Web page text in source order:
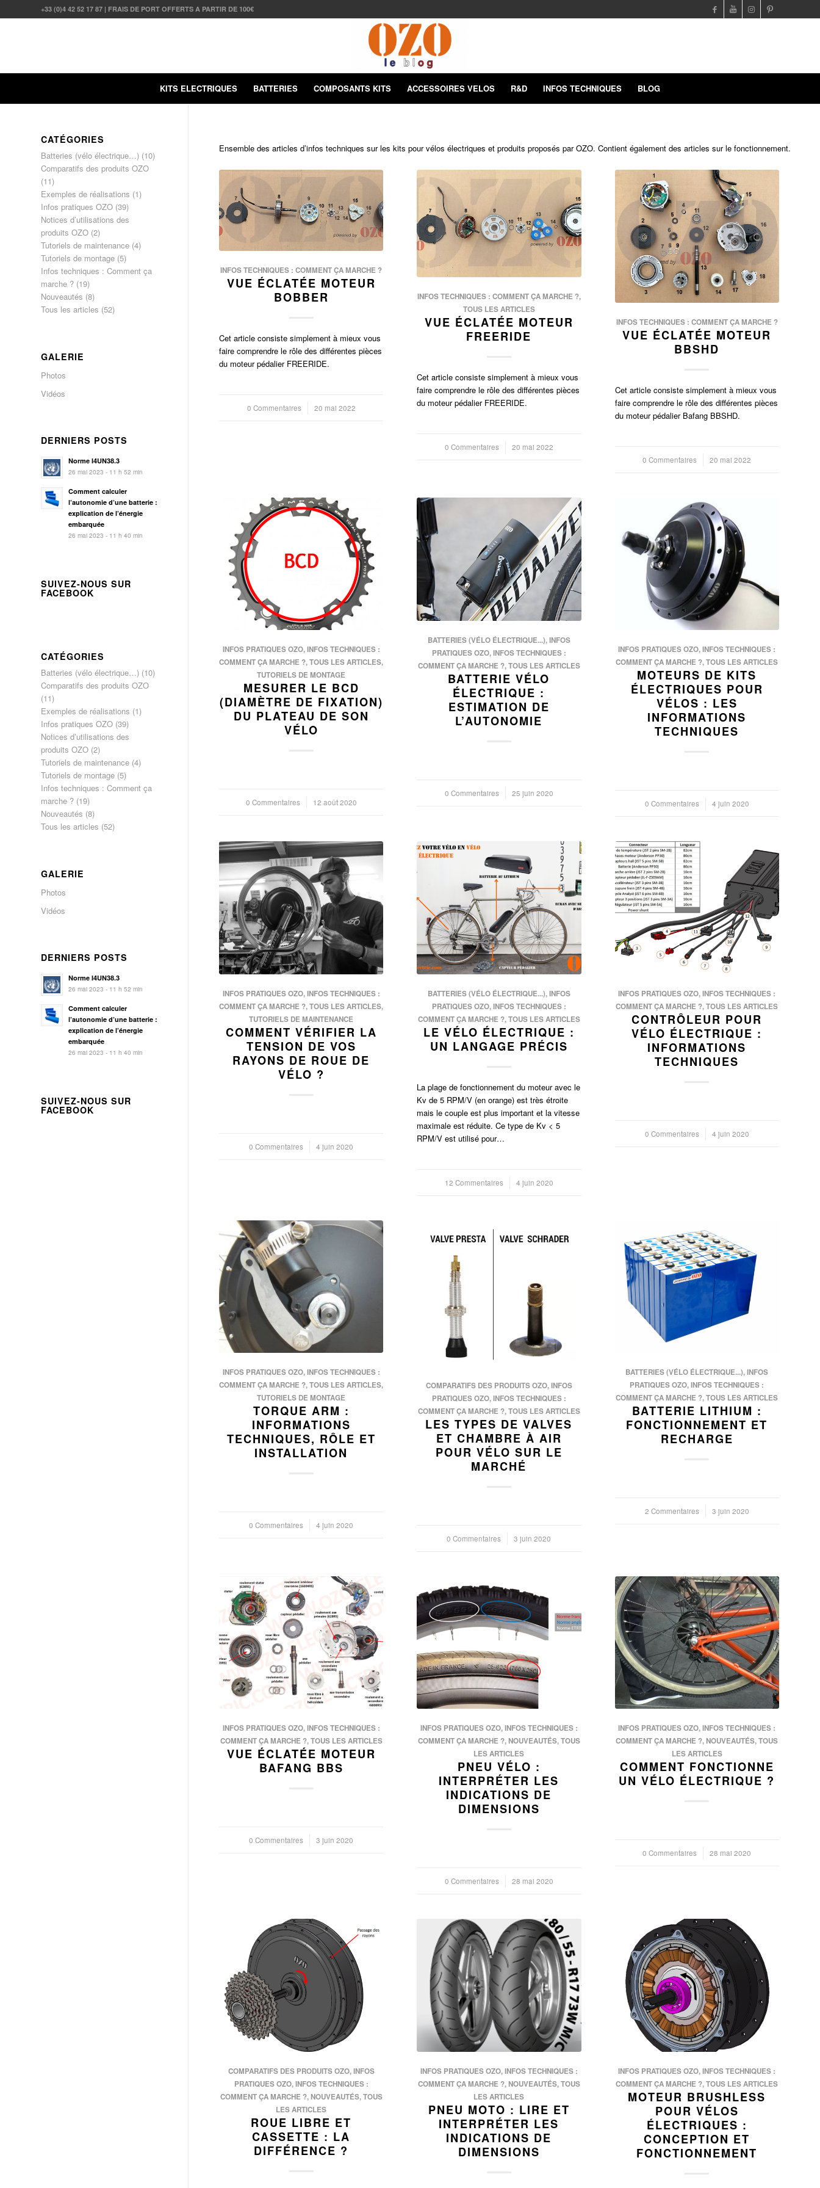
+33 (0)4 42 52 17 87 | FRAIS DE PORT OFFERTS A PARTIR DE 100€
KITS ELECTRIQUES BATTERIES COMPOSANTS KITS ACCESSOIRES VELOS R&D INFOS TECHNIQUES BLOG
Ensemble des articles d’infos techniques sur les kits pour vélos électriques et produits proposés par OZO. Contient également des articles sur le fonctionnement.
INFOS TECHNIQUES : COMMENT ÇA MARCHE ?
VUE ÉCLATÉE MOTEUR
BOBBER
Cet article consiste simplement à mieux vous
faire comprendre le rôle des différentes pièces
du moteur pédalier FREERIDE.
0 Commentaires
/ 20 mai 2022
INFOS TECHNIQUES : COMMENT ÇA MARCHE ?,
TOUS LES ARTICLES
VUE ÉCLATÉE MOTEUR
FREERIDE
Cet article consiste simplement à mieux vous
faire comprendre le rôle des différentes pièces
du moteur pédalier FREERIDE.
0 Commentaires
/ 20 mai 2022
INFOS TECHNIQUES : COMMENT ÇA MARCHE ?
VUE ÉCLATÉE MOTEUR
BBSHD
Cet article consiste simplement à mieux vous
faire comprendre le rôle des différentes pièces
du moteur pédalier Bafang BBSHD.
0 Commentaires
/ 20 mai 2022
INFOS PRATIQUES OZO,INFOS TECHNIQUES :
COMMENT ÇA MARCHE ?,TOUS LES ARTICLES,
TUTORIELS DE MONTAGE
MESURER LE BCD
(DIAMÈTRE DE FIXATION)
DU PLATEAU DE SON
VÉLO
0 Commentaires
/ 12 août 2020
BATTERIES (VÉLO ÉLECTRIQUE...),INFOS
PRATIQUES OZO,INFOS TECHNIQUES :
COMMENT ÇA MARCHE ?,TOUS LES ARTICLES
BATTERIE VÉLO
ÉLECTRIQUE :
ESTIMATION DE
L’AUTONOMIE
0 Commentaires
/ 25 juin 2020
INFOS PRATIQUES OZO,INFOS TECHNIQUES :
COMMENT ÇA MARCHE ?,TOUS LES ARTICLES
MOTEURS DE KITS
ÉLECTRIQUES POUR
VÉLOS : LES
INFORMATIONS
TECHNIQUES
0 Commentaires
/ 4 juin 2020
INFOS PRATIQUES OZO,INFOS TECHNIQUES :
COMMENT ÇA MARCHE ?,TOUS LES ARTICLES,
TUTORIELS DE MAINTENANCE
COMMENT VÉRIFIER LA
TENSION DE VOS
RAYONS DE ROUE DE
VÉLO ?
0 Commentaires
/ 4 juin 2020
BATTERIES (VÉLO ÉLECTRIQUE...),INFOS
PRATIQUES OZO,INFOS TECHNIQUES :
COMMENT ÇA MARCHE ?,TOUS LES ARTICLES
LE VÉLO ÉLECTRIQUE :
UN LANGAGE PRÉCIS
La plage de fonctionnement du moteur avec le
Kv de 5 RPM/V (en orange) est très étroite
mais le couple est plus important et la vitesse
maximale est réduite. Ce type de Kv < 5
RPM/V est utilisé pour…
12 Commentaires
/ 4 juin 2020
INFOS PRATIQUES OZO,INFOS TECHNIQUES :
COMMENT ÇA MARCHE ?,TOUS LES ARTICLES
CONTRÔLEUR POUR
VÉLO ÉLECTRIQUE :
INFORMATIONS
TECHNIQUES
0 Commentaires
/ 4 juin 2020
INFOS PRATIQUES OZO,INFOS TECHNIQUES :
COMMENT ÇA MARCHE ?,TOUS LES ARTICLES,
TUTORIELS DE MONTAGE
TORQUE ARM :
INFORMATIONS
TECHNIQUES, RÔLE ET
INSTALLATION
0 Commentaires
/ 4 juin 2020
COMPARATIFS DES PRODUITS OZO,INFOS
PRATIQUES OZO,INFOS TECHNIQUES :
COMMENT ÇA MARCHE ?,TOUS LES ARTICLES
LES TYPES DE VALVES
ET CHAMBRE À AIR
POUR VÉLO SUR LE
MARCHÉ
0 Commentaires
/ 3 juin 2020
BATTERIES (VÉLO ÉLECTRIQUE...),INFOS
PRATIQUES OZO,INFOS TECHNIQUES :
COMMENT ÇA MARCHE ?,TOUS LES ARTICLES
BATTERIE LITHIUM :
FONCTIONNEMENT ET
RECHARGE
2 Commentaires
/ 3 juin 2020
INFOS PRATIQUES OZO,INFOS TECHNIQUES :
COMMENT ÇA MARCHE ?,TOUS LES ARTICLES
VUE ÉCLATÉE MOTEUR
BAFANG BBS
0 Commentaires
/ 3 juin 2020
INFOS PRATIQUES OZO,INFOS TECHNIQUES :
COMMENT ÇA MARCHE ?, NOUVEAUTÉS,TOUS
LES ARTICLES
PNEU VÉLO :
INTERPRÉTER LES
INDICATIONS DE
DIMENSIONS
0 Commentaires
/ 28 mai 2020
INFOS PRATIQUES OZO,INFOS TECHNIQUES :
COMMENT ÇA MARCHE ?, NOUVEAUTÉS,TOUS
LES ARTICLES
COMMENT FONCTIONNE
UN VÉLO ÉLECTRIQUE ?
0 Commentaires
/ 28 mai 2020
COMPARATIFS DES PRODUITS OZO,INFOS
PRATIQUES OZO,INFOS TECHNIQUES :
COMMENT ÇA MARCHE ?, NOUVEAUTÉS,TOUS
LES ARTICLES
ROUE LIBRE ET
CASSETTE : LA
DIFFÉRENCE ?
INFOS PRATIQUES OZO,INFOS TECHNIQUES :
COMMENT ÇA MARCHE ?, NOUVEAUTÉS,TOUS
LES ARTICLES
PNEU MOTO : LIRE ET
INTERPRÉTER LES
INDICATIONS DE
DIMENSIONS
INFOS PRATIQUES OZO,INFOS TECHNIQUES :
COMMENT ÇA MARCHE ?,TOUS LES ARTICLES
MOTEUR BRUSHLESS
POUR VÉLOS
ÉLECTRIQUES :
CONCEPTION ET
FONCTIONNEMENT
CATÉGORIES
Batteries (vélo électrique…) (10)
Comparatifs des produits OZO
(11)
Exemples de réalisations (1)
Infos pratiques OZO (39)
Notices d’utilisations des
produits OZO (2)
Tutoriels de maintenance (4)
Tutoriels de montage (5)
Infos techniques : Comment ça
marche ? (19)
Nouveautés (8)
Tous les articles (52)
GALERIE
Photos
Vidéos
DERNIERS POSTS
Norme I4UN38.3
26 mai 2023 - 11 h 52 min
Comment calculer
l’autonomie d’une batterie :
explication de l’énergie
embarquée
26 mai 2023 - 11 h 40 min
SUIVEZ-NOUS SUR
FACEBOOK
CATÉGORIES
Batteries (vélo électrique…) (10)
Comparatifs des produits OZO
(11)
Exemples de réalisations (1)
Infos pratiques OZO (39)
Notices d’utilisations des
produits OZO (2)
Tutoriels de maintenance (4)
Tutoriels de montage (5)
Infos techniques : Comment ça
marche ? (19)
Nouveautés (8)
Tous les articles (52)
GALERIE
Photos
Vidéos
DERNIERS POSTS
Norme I4UN38.3
26 mai 2023 - 11 h 52 min
Comment calculer
l’autonomie d’une batterie :
explication de l’énergie
embarquée
26 mai 2023 - 11 h 40 min
SUIVEZ-NOUS SUR
FACEBOOK